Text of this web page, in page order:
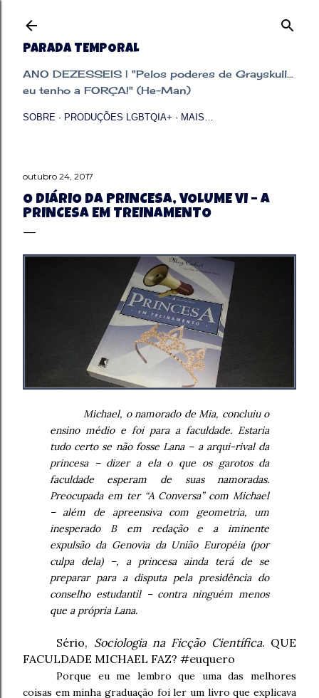
PARADA TEMPORAL
ANO DEZESSEIS | "Pelos poderes de Grayskull...
eu tenho a FORÇA!" (He-Man)
SOBRE PRODUÇÕES LGBTQIA+ MAIS…
outubro 24, 2017
O DIÁRIO DA PRINCESA, VOLUME VI – A
PRINCESA EM TREINAMENTO
Michael, o namorado de Mia, concluiu o
ensino médio e foi para a faculdade. Estaria
tudo certo se não fosse Lana – a arqui-rival da
princesa – dizer a ela o que os garotos da
faculdade esperam de suas namoradas.
Preocupada em ter “A Conversa” com Michael
– além de apreensiva com geometria, um
inesperado B em redação e a iminente
expulsão da Genovia da União Européia (por
culpa dela) –, a princesa ainda terá de se
preparar para a disputa pela presidência do
conselho estudantil – contra ninguém menos
que a própria Lana.
Sério, Sociologia na Ficção Científica. QUE
FACULDADE MICHAEL FAZ? #euquero
Porque eu me lembro que uma das melhores
coisas em minha graduação foi ler um livro que explicava